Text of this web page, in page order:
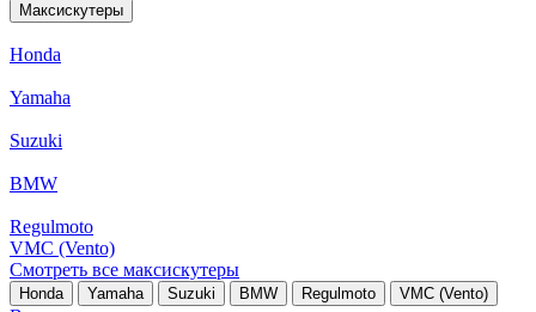
Максискутеры
Honda
Yamaha
Suzuki
BMW
Regulmoto
VMC (Vento)
Смотреть все максискутеры
Honda Yamaha Suzuki BMW Regulmoto VMC (Vento)